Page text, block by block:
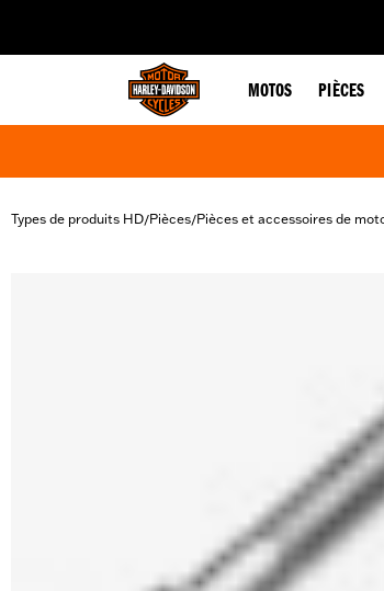
MOTOS PIÈCES
Types de produits HD/Pièces/Pièces et accessoires de